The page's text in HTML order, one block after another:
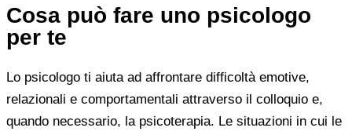
Cosa può fare uno psicologo
per te
Lo psicologo ti aiuta ad affrontare difficoltà emotive,
relazionali e comportamentali attraverso il colloquio e,
quando necessario, la psicoterapia. Le situazioni in cui le